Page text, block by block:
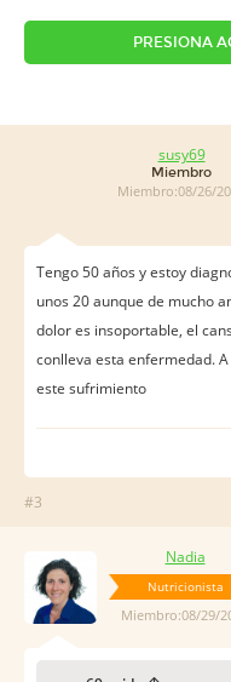
PRESIONA
susy69
Miembro
Miembro:08/26/
Tengo 50 años y estoy
unos 20 aunque de mucho
dolor es insoportable, el
conlleva esta enfermedad.
este sufrimiento
#3
Nadia
Nutricionista
Miembro:08/29/